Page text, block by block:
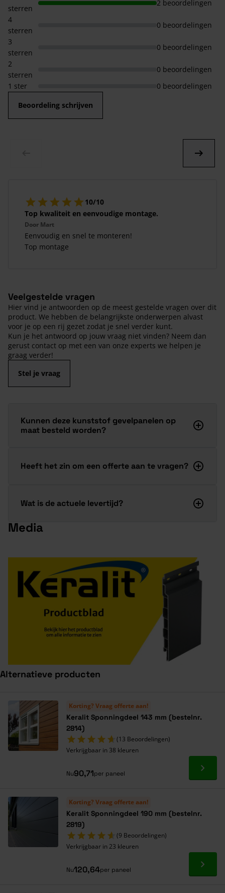
sterren
2 beoordelingen
4
sterren
0 beoordelingen
3
sterren
0 beoordelingen
2
sterren
0 beoordelingen
1 ster
0 beoordelingen
Beoordeling schrijven
10/10
Top kwaliteit en eenvoudige montage.
Door Mart
Eenvoudig en snel te monteren!
Top montage
Veelgestelde vragen
Hier vind je antwoorden op de meest gestelde vragen over dit
product. We hebben de belangrijkste onderwerpen alvast
voor je op een rij gezet zodat je snel verder kunt.
Kun je het antwoord op jouw vraag niet vinden? Neem dan
gerust contact op met een van onze experts we helpen je
graag verder!
Stel je vraag
Kunnen deze kunststof gevelpanelen op
maat besteld worden?
Heeft het zin om een offerte aan te vragen?
Wat is de actuele levertijd?
Media
Alternatieve producten
Korting? Vraag offerte aan!
Keralit Sponningdeel 143 mm (bestelnr.
2814)
(13 Beoordelingen)
Verkrijgbaar in 38 kleuren
Nu90,71per paneel Ga
Korting? Vraag offerte aan!
Keralit Sponningdeel 190 mm (bestelnr.
2819)
(9 Beoordelingen)
Verkrijgbaar in 23 kleuren
Nu120,64per paneel Ga